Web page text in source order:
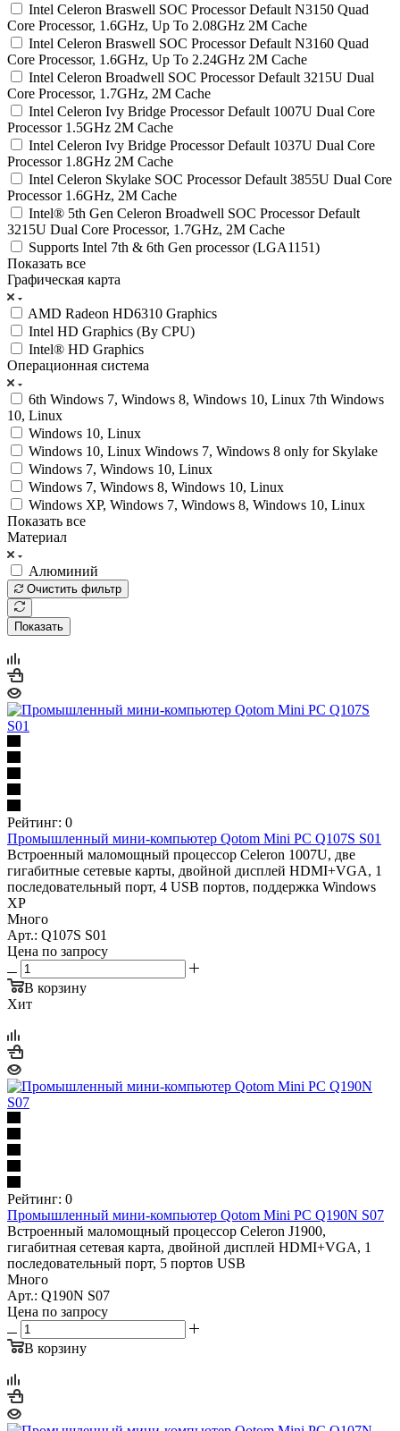
Intel Celeron Braswell SOC Processor Default N3150 Quad
Core Processor, 1.6GHz, Up To 2.08GHz 2M Cache
Intel Celeron Braswell SOC Processor Default N3160 Quad
Core Processor, 1.6GHz, Up To 2.24GHz 2M Cache
Intel Celeron Broadwell SOC Processor Default 3215U Dual
Core Processor, 1.7GHz, 2M Cache
Intel Celeron Ivy Bridge Processor Default 1007U Dual Core
Processor 1.5GHz 2M Cache
Intel Celeron Ivy Bridge Processor Default 1037U Dual Core
Processor 1.8GHz 2M Cache
Intel Celeron Skylake SOC Processor Default 3855U Dual Core
Processor 1.6GHz, 2M Cache
Intel® 5th Gen Celeron Broadwell SOC Processor Default
3215U Dual Core Processor, 1.7GHz, 2M Cache
Supports Intel 7th & 6th Gen processor (LGA1151)
Показать все
Графическая карта
AMD Radeon HD6310 Graphics
Intel HD Graphics (By CPU)
Intel® HD Graphics
Операционная система
6th Windows 7, Windows 8, Windows 10, Linux 7th Windows
10, Linux
Windows 10, Linux
Windows 10, Linux Windows 7, Windows 8 only for Skylake
Windows 7, Windows 10, Linux
Windows 7, Windows 8, Windows 10, Linux
Windows XP, Windows 7, Windows 8, Windows 10, Linux
Показать все
Материал
Алюминий
Очистить фильтр
Показать
Рейтинг: 0
Промышленный мини-компьютер Qotom Mini PC Q107S S01
Встроенный маломощный процессор Celeron 1007U, две
гигабитные сетевые карты, двойной дисплей HDMI+VGA, 1
последовательный порт, 4 USB портов, поддержка Windows
XP
Много
Арт.: Q107S S01
Цена по запросу
В корзину
Хит
Рейтинг: 0
Промышленный мини-компьютер Qotom Mini PC Q190N S07
Встроенный маломощный процессор Celeron J1900,
гигабитная сетевая карта, двойной дисплей HDMI+VGA, 1
последовательный порт, 5 портов USB
Много
Арт.: Q190N S07
Цена по запросу
В корзину